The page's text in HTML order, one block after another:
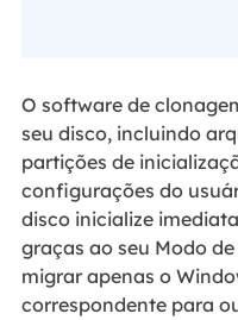
O software de
seu disco, incluindo
partições de
configurações do
disco inicialize
graças ao seu Modo
migrar apenas o
correspondente para